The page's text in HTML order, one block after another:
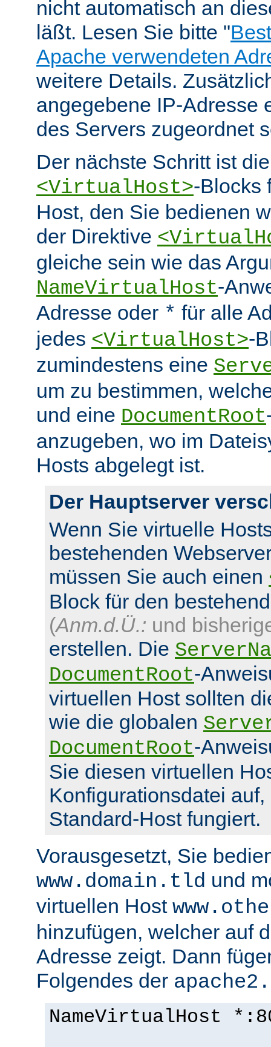
nicht automatisch an
läßt. Lesen Sie bitte "
Apache verwendeten
weitere Details.
angegebene IP-Adresse
des Servers zugeordnet
Der nächste Schritt ist
<VirtualHost>-Blocks
Host, den Sie bedienen
der Direktive
gleiche sein wie das
NameVirtualHost-
Adresse oder * für alle
jedes <VirtualHost>-
zumindestens eine
um zu bestimmen,
und eine DocumentRoot
anzugeben, wo im
Hosts abgelegt ist.
Der Hauptserver
Wenn Sie virtuelle
bestehenden
müssen Sie auch einen
Block für den
(Anm.d.Ü.: und
erstellen. Die
DocumentRoot-
virtuellen Host sollten
wie die globalen
DocumentRoot-
Sie diesen virtuellen
Konfigurationsdatei
Standard-Host fungiert.
Vorausgesetzt, Sie
www.domain.tld und
virtuellen Host
hinzufügen, welcher auf
Adresse zeigt. Dann
Folgendes der
NameVirtualHost